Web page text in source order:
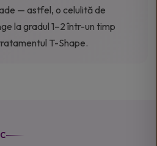
— astfel, o celulită de
la gradul 1–2 într-un timp
T-Shape.